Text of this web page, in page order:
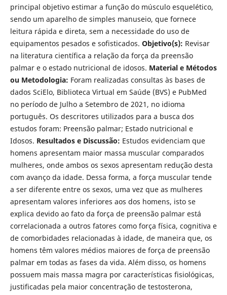
principal objetivo estimar a função do músculo esquelético,
sendo um aparelho de simples manuseio, que fornece
leitura rápida e direta, sem a necessidade do uso de
equipamentos pesados e sofisticados. Objetivo(s): Revisar
na literatura científica a relação da força da preensão
palmar e o estado nutricional de idosos. Material e Métodos
ou Metodologia: Foram realizadas consultas às bases de
dados SciElo, Biblioteca Virtual em Saúde (BVS) e PubMed
no período de Julho a Setembro de 2021, no idioma
português. Os descritores utilizados para a busca dos
estudos foram: Preensão palmar; Estado nutricional e
Idosos. Resultados e Discussão: Estudos evidenciam que
homens apresentam maior massa muscular comparados
mulheres, onde ambos os sexos apresentam redução desta
com avanço da idade. Dessa forma, a força muscular tende
a ser diferente entre os sexos, uma vez que as mulheres
apresentam valores inferiores aos dos homens, isto se
explica devido ao fato da força de preensão palmar está
correlacionada a outros fatores como força física, cognitiva e
de comorbidades relacionadas à idade, de maneira que, os
homens têm valores médios maiores de força de preensão
palmar em todas as fases da vida. Além disso, os homens
possuem mais massa magra por características fisiológicas,
justificadas pela maior concentração de testosterona,